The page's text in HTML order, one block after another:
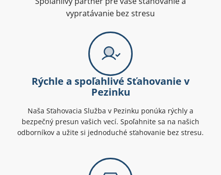
vypratávanie bez stresu
Rýchle a spoľahlivé Sťahovanie v
Pezinku
Naša Sťahovacia Služba v Pezinku ponúka rýchly a
bezpečný presun vašich vecí. Spoľahnite sa na našich
odborníkov a užite si jednoduché sťahovanie bez stresu.